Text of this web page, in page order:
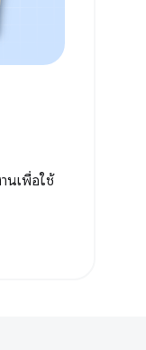
นเพื่อใช้